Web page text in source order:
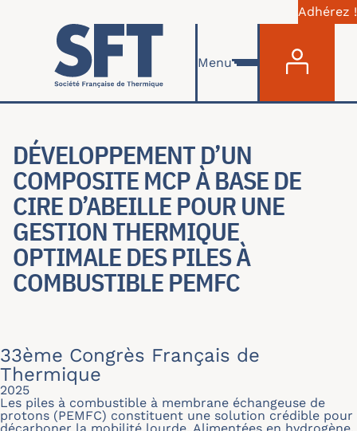
Aller au contenu principal
Adhérez !
Menu
DÉVELOPPEMENT D’UN
COMPOSITE MCP À BASE DE
CIRE D’ABEILLE POUR UNE
GESTION THERMIQUE
OPTIMALE DES PILES À
COMBUSTIBLE PEMFC
33ème Congrès Français de
Thermique
2025
Les piles à combustible à membrane échangeuse de
protons (PEMFC) constituent une solution crédible pour